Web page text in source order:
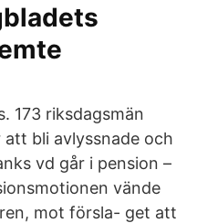
173 riksdagsmän
bli avlyssnade och
vd går i pension –
vände
mot försla- get att